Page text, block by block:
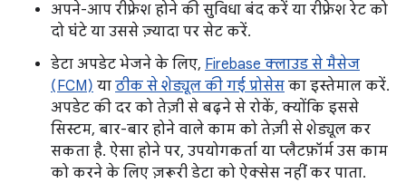
अपने-आप रीफ़्रेश होने की सुविधा बंद करें या रीफ़्रेश रेट को
दो घंटे या उससे ज़्यादा पर सेट करें.
डेटा अपडेट भेजने के लिए, Firebase क्लाउड से मैसेज
(FCM) या ठीक से शेड्यूल की गई प्रोसेस का इस्तेमाल करें.
अपडेट की दर को तेज़ी से बढ़ने से रोकें, क्योंकि इससे
सिस्टम, बार-बार होने वाले काम को तेज़ी से शेड्यूल कर
सकता है. ऐसा होने पर, उपयोगकर्ता या प्लैटफ़ॉर्म उस काम
को करने के लिए ज़रूरी डेटा को ऐक्सेस नहीं कर पाता.